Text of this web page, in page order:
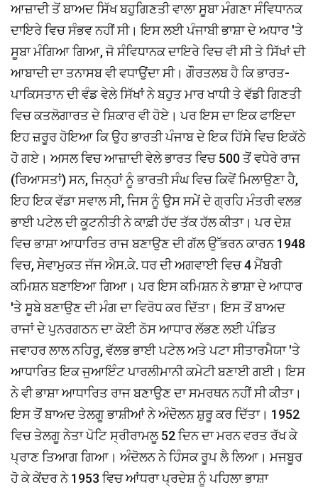
ਆਜ਼ਾਦੀ ਤੋਂ ਬਾਅਦ ਸਿੱਖ ਬਹੁਗਿਣਤੀ ਵਾਲਾ ਸੂਬਾ ਮੰਗਣਾ ਸੰਵਿਧਾਨਕ
ਦਾਇਰੇ ਵਿਚ ਸੰਭਵ ਨਹੀਂ ਸੀ। ਇਸ ਲਈ ਪੰਜਾਬੀ ਭਾਸ਼ਾ ਦੇ ਅਧਾਰ 'ਤੇ
ਸੂਬਾ ਮੰਗਿਆ ਗਿਆ, ਜੋ ਸੰਵਿਧਾਨਕ ਦਾਇਰੇ ਵਿਚ ਵੀ ਸੀ ਤੇ ਸਿੱਖਾਂ ਦੀ
ਆਬਾਦੀ ਦਾ ਤਨਾਸਬ ਵੀ ਵਧਾਉਂਦਾ ਸੀ। ਗੌਰਤਲਬ ਹੈ ਕਿ ਭਾਰਤ-
ਪਾਕਿਸਤਾਨ ਦੀ ਵੰਡ ਵੇਲੇ ਸਿੱਖਾਂ ਨੇ ਬਹੁਤ ਮਾਰ ਖਾਧੀ ਤੇ ਵੱਡੀ ਗਿਣਤੀ
ਵਿਚ ਕਤਲੋਗਾਰਤ ਦੇ ਸ਼ਿਕਾਰ ਵੀ ਹੋਏ। ਪਰ ਇਸ ਦਾ ਇਕ ਫਾਇਦਾ
ਇਹ ਜ਼ਰੂਰ ਹੋਇਆ ਕਿ ਉਹ ਭਾਰਤੀ ਪੰਜਾਬ ਦੇ ਇਕ ਹਿੱਸੇ ਵਿਚ ਇਕੱਠੇ
ਹੋ ਗਏ। ਅਸਲ ਵਿਚ ਆਜ਼ਾਦੀ ਵੇਲੇ ਭਾਰਤ ਵਿਚ 500 ਤੋਂ ਵਧੇਰੇ ਰਾਜ
(ਰਿਆਸਤਾਂ) ਸਨ, ਜਿਨ੍ਹਾਂ ਨੂੰ ਭਾਰਤੀ ਸੰਘ ਵਿਚ ਕਿਵੇਂ ਮਿਲਾਉਣਾ ਹੈ,
ਇਹ ਇਕ ਵੱਡਾ ਸਵਾਲ ਸੀ, ਜਿਸ ਨੂੰ ਉਸ ਸਮੇਂ ਦੇ ਗ੍ਰਹਿ ਮੰਤਰੀ ਵਲਭ
ਭਾਈ ਪਟੇਲ ਦੀ ਕੂਟਨੀਤੀ ਨੇ ਕਾਫ਼ੀ ਹੱਦ ਤੱਕ ਹੱਲ ਕੀਤਾ। ਪਰ ਦੇਸ਼
ਵਿਚ ਭਾਸ਼ਾ ਆਧਾਰਿਤ ਰਾਜ ਬਣਾਉਣ ਦੀ ਗੱਲ ਉੱਭਰਨ ਕਾਰਨ 1948
ਵਿਚ, ਸੇਵਾਮੁਕਤ ਜੱਜ ਐਸ.ਕੇ. ਧਰ ਦੀ ਅਗਵਾਈ ਵਿਚ 4 ਮੈਂਬਰੀ
ਕਮਿਸ਼ਨ ਬਣਾਇਆ ਗਿਆ। ਪਰ ਇਸ ਕਮਿਸ਼ਨ ਨੇ ਭਾਸ਼ਾ ਦੇ ਆਧਾਰ
'ਤੇ ਸੂਬੇ ਬਣਾਉਣ ਦੀ ਮੰਗ ਦਾ ਵਿਰੋਧ ਕਰ ਦਿੱਤਾ। ਇਸ ਤੋਂ ਬਾਅਦ
ਰਾਜਾਂ ਦੇ ਪੁਨਰਗਠਨ ਦਾ ਕੋਈ ਠੋਸ ਆਧਾਰ ਲੱਭਣ ਲਈ ਪੰਡਿਤ
ਜਵਾਹਰ ਲਾਲ ਨਹਿਰੂ, ਵੱਲਭ ਭਾਈ ਪਟੇਲ ਅਤੇ ਪਟਾ ਸੀਤਾਰਮੈਯਾ 'ਤੇ
ਆਧਾਰਿਤ ਇਕ ਜੁਆਇੰਟ ਪਾਰਲੀਮਾਨੀ ਕਮੇਟੀ ਬਣਾਈ ਗਈ। ਇਸ
ਨੇ ਵੀ ਭਾਸ਼ਾ ਆਧਾਰਿਤ ਰਾਜ ਬਣਾਉਣ ਦਾ ਸਮਰਥਨ ਨਹੀਂ ਸੀ ਕੀਤਾ।
ਇਸ ਤੋਂ ਬਾਅਦ ਤੇਲਗੂ ਭਾਸ਼ੀਆਂ ਨੇ ਅੰਦੋਲਨ ਸ਼ੁਰੂ ਕਰ ਦਿੱਤਾ। 1952
ਵਿਚ ਤੇਲਗੂ ਨੇਤਾ ਪੋਟਿ ਸ੍ਰੀਰਾਮਲੂ 52 ਦਿਨ ਦਾ ਮਰਨ ਵਰਤ ਰੱਖ ਕੇ
ਪ੍ਰਾਣ ਤਿਆਗ ਗਿਆ। ਅੰਦੋਲਨ ਨੇ ਹਿੰਸਕ ਰੂਪ ਲੈ ਲਿਆ। ਮਜਬੂਰ
ਹੋ ਕੇ ਕੇਂਦਰ ਨੇ 1953 ਵਿਚ ਆਂਧਰਾ ਪ੍ਰਦੇਸ਼ ਨੂੰ ਪਹਿਲਾ ਭਾਸ਼ਾ